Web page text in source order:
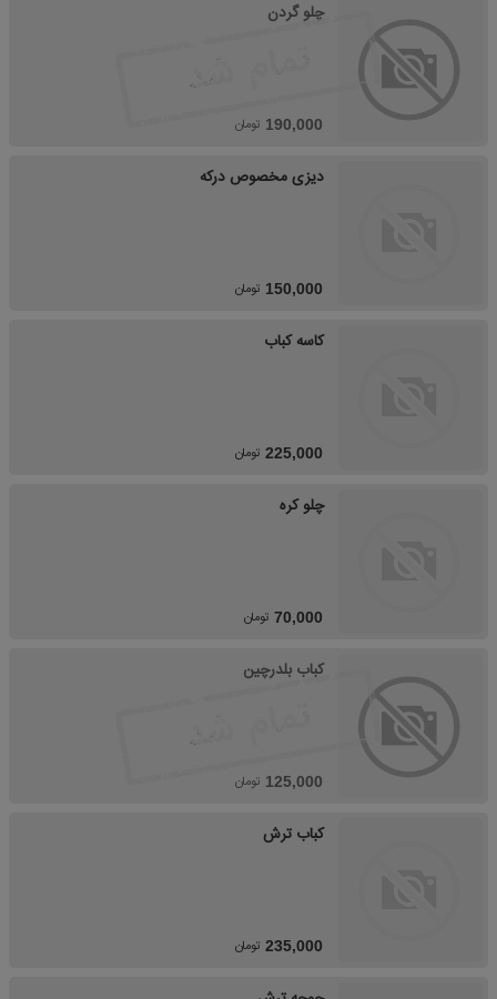
چلو گردن
190,000 تومان
دیزی مخصوص درکه
150,000 تومان
کاسه کباب
225,000 تومان
چلو کره
70,000 تومان
کباب بلدرچین
125,000 تومان
کباب ترش
235,000 تومان